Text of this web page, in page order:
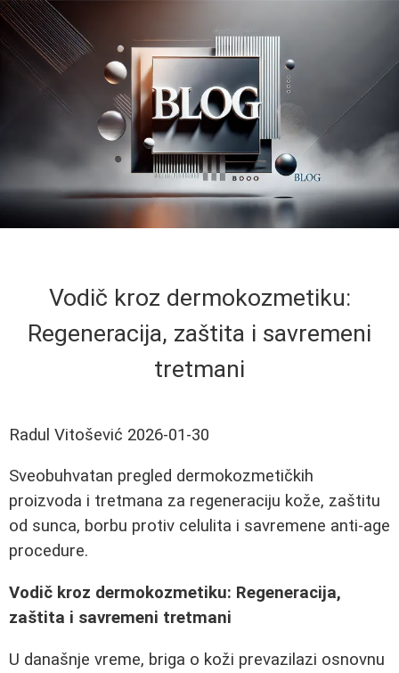
Vodič kroz dermokozmetiku:
Regeneracija, zaštita i savremeni
tretmani
Radul Vitošević 2026-01-30
Sveobuhvatan pregled dermokozmetičkih
proizvoda i tretmana za regeneraciju kože, zaštitu
od sunca, borbu protiv celulita i savremene anti-age
procedure.
Vodič kroz dermokozmetiku: Regeneracija,
zaštita i savremeni tretmani
U današnje vreme, briga o koži prevazilazi osnovnu